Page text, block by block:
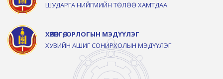
ШУДАРГА НИЙГМИЙН ТӨЛӨӨ ХАМТДАА
ХӨРӨНГӨ, ОРЛОГЫН МЭДҮҮЛЭГ
ХУВИЙН АШИГ СОНИРХОЛЫН МЭДҮҮЛЭГ